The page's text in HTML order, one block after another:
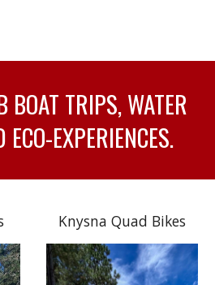
BOAT TRIPS, WATER
EXPERIENCES.
Knysna Quad Bikes